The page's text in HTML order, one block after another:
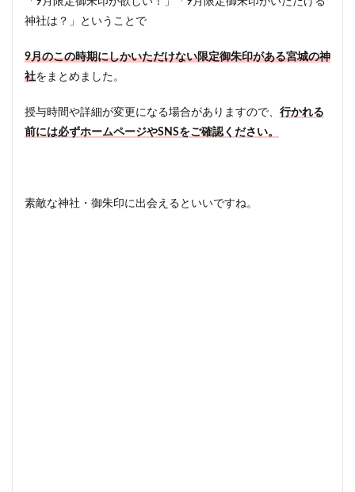
神社は？」ということで
9月のこの時期にしかいただけない限定御朱印がある宮城の神
社をまとめました。
授与時間や詳細が変更になる場合がありますので、 行かれる
前には必ずホームページやSNSをご確認ください。
素敵な神社・御朱印に出会えるといいですね。